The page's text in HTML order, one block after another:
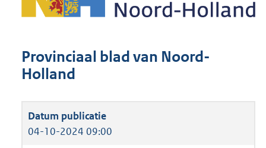
Provinciaal blad van Noord-
Holland
04-10-2024 09:00